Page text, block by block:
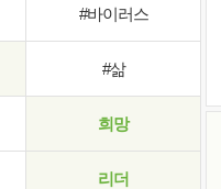
#바이러스
#삶
희망
리더